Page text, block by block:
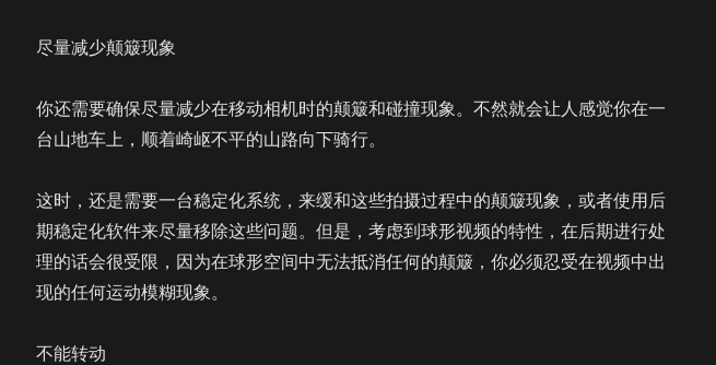
尽量减少颠簸现象
你还需要确保尽量减少在移动相机时的颠簸和碰撞现象。不然就会让人感觉你在一
台山地车上，顺着崎岖不平的山路向下骑行。
这时，还是需要一台稳定化系统，来缓和这些拍摄过程中的颠簸现象，或者使用后
期稳定化软件来尽量移除这些问题。但是，考虑到球形视频的特性，在后期进行处
理的话会很受限，因为在球形空间中无法抵消任何的颠簸，你必须忍受在视频中出
现的任何运动模糊现象。
不能转动